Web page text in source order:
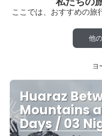
ここでは、おすすめの旅
他
ヨ
Huaraz
Mountains
Days / 03